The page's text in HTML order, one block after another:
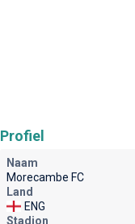
Profiel
Naam
Morecambe FC
Land
ENG
Stadion